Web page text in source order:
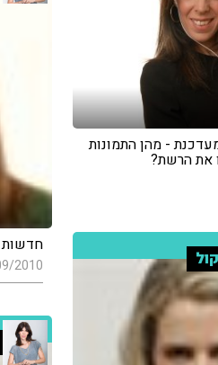
- מהן התמונות
את הרשת?
חדשות
2010